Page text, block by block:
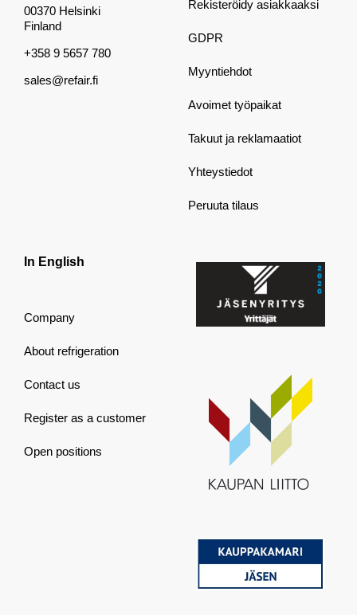
00370 Helsinki
Finland
+358 9 5657 780
sales@refair.fi
Rekisteröidy asiakkaaksi
GDPR
Myyntiehdot
Avoimet työpaikat
Takuut ja reklamaatiot
Yhteystiedot
Peruuta tilaus
In English
Company
About refrigeration
Contact us
Register as a customer
Open positions